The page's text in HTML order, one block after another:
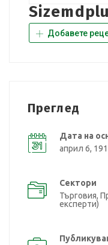
Добавете
Преглед
Дата на
април 6,
Сектори
Търговия,
експерти)